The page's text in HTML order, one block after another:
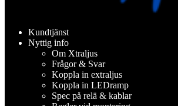
Kundtjänst
Nyttig info
Om Xtraljus
Frågor & Svar
Koppla in extraljus
Koppla in LEDramp
Spec på relä & kablar